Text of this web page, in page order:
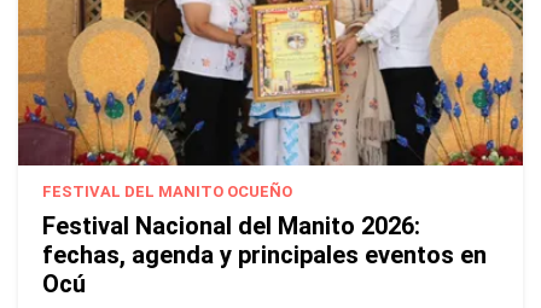
FESTIVAL DEL MANITO OCUEÑO
Festival Nacional del Manito 2026:
fechas, agenda y principales eventos en
Ocú